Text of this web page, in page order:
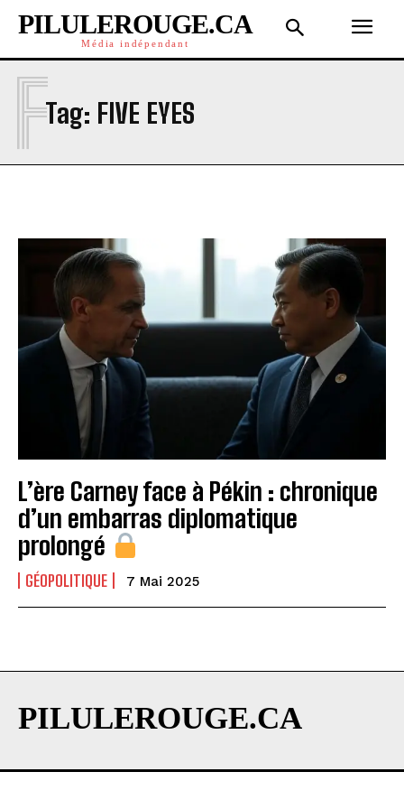
PILULEROUGE.CA
Média indépendant
Tag: FIVE EYES
F
L’ère Carney face à Pékin : chronique
d’un embarras diplomatique
prolongé
GÉOPOLITIQUE 7 Mai 2025
PILULEROUGE.CA